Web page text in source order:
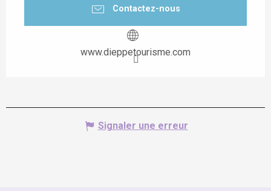
Contactez-nous
www.dieppetourisme.com
Signaler une erreur